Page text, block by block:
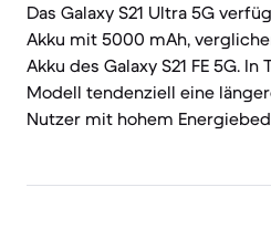
Das Galaxy S21 Ultra 5G
Akku mit 5000 mAh,
Akku des Galaxy S21 FE 5G.
Modell tendenziell eine
Nutzer mit hohem